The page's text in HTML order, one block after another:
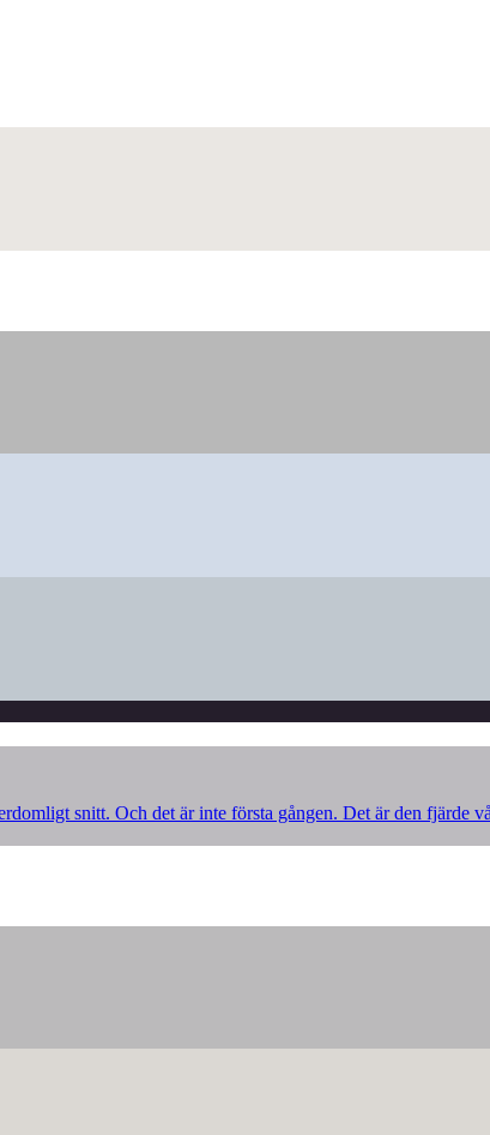
snitt. Och det är inte första gången. Det är den fjärde